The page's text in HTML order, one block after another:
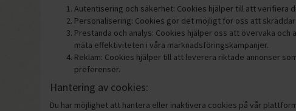
Autentisering och säkerhet: Cookies hjälper till att
Personalisering: Cookies gör det möjligt för oss att
Prestanda och analys: Cookies hjälper oss att övervaka
mäta effektiviteten i våra marknadsföringskampanjer.
Reklam: Cookies hjälper till att leverera riktade annonser
preferenser.
Hantering av cookies:
Du har möjlighet att hantera eller inaktivera cookies på vår